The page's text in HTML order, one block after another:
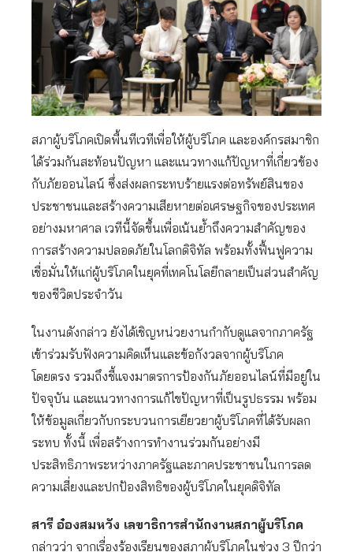
สภาผู้บริโภคเปิดพื้นทีเวทีเพื่อให้ผู้บริโภค และองค์กรสมาชิก
ได้ร่วมกันสะท้อนปัญหา และแนวทางแก้ปัญหาที่เกี่ยวข้อง
กับภัยออนไลน์ ซึ่งส่งผลกระทบร้ายแรงต่อทรัพย์สินของ
ประชาชนและสร้างความเสียหายต่อเศรษฐกิจของประเทศ
อย่างมหาศาล เวทีนี้จัดขึ้นเพื่อเน้นย้ำถึงความสำคัญของ
การสร้างความปลอดภัยในโลกดิจิทัล พร้อมทั้งฟื้นฟูความ
เชื่อมั่นให้แก่ผู้บริโภคในยุคที่เทคโนโลยีกลายเป็นส่วนสำคัญ
ของชีวิตประจำวัน
ในงานดังกล่าว ยังได้เชิญหน่วยงานกำกับดูแลจากภาครัฐ
เข้าร่วมรับฟังความคิดเห็นและข้อกังวลจากผู้บริโภค
โดยตรง รวมถึงชี้แจงมาตรการป้องกันภัยออนไลน์ที่มีอยู่ใน
ปัจจุบัน และแนวทางการแก้ไขปัญหาที่เป็นรูปธรรม พร้อม
ให้ข้อมูลเกี่ยวกับกระบวนการเยียวยาผู้บริโภคที่ได้รับผลก
ระทบ ทั้งนี้ เพื่อสร้างการทำงานร่วมกันอย่างมี
ประสิทธิภาพระหว่างภาครัฐและภาคประชาชนในการลด
ความเสี่ยงและปกป้องสิทธิของผู้บริโภคในยุคดิจิทัล
สารี อ๋องสมหวัง เลขาธิการสำนักงานสภาผู้บริโภค
กล่าวว่า จากเรื่องร้องเรียนของสภาผู้บริโภคในช่วง 3 ปีกว่า